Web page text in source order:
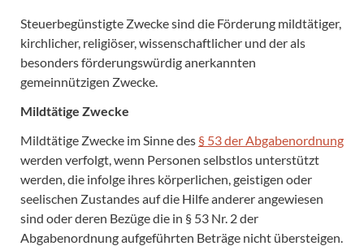
Steuerbegünstigte Zwecke sind die Förderung mildtätiger,
kirchlicher, religiöser, wissenschaftlicher und der als
besonders förderungswürdig anerkannten
gemeinnützigen Zwecke.
Mildtätige Zwecke
Mildtätige Zwecke im Sinne des § 53 der Abgabenordnung
werden verfolgt, wenn Personen selbstlos unterstützt
werden, die infolge ihres körperlichen, geistigen oder
seelischen Zustandes auf die Hilfe anderer angewiesen
sind oder deren Bezüge die in § 53 Nr. 2 der
Abgabenordnung aufgeführten Beträge nicht übersteigen.